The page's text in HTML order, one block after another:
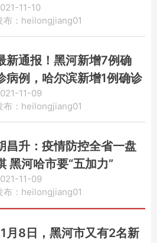
11-10
布：heilongjiang01
新通报！黑河新增7例确
病例，哈尔滨新增1例确诊
例！11-09
布：heilongjiang01
昌升：疫情防控全省一盘
黑河哈市要“五加力”
11-09
布：heilongjiang01
月8日，黑河市又有2名新